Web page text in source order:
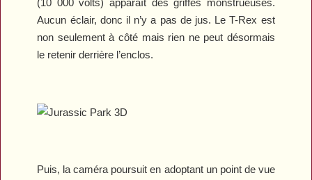
Aucun éclair, donc il n’y a pas de jus. Le T-Rex est
non seulement à côté mais rien ne peut désormais
le retenir derrière l’enclos.
Puis, la caméra poursuit en adoptant un point de vue